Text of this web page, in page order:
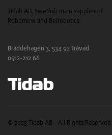
Tidab AB, Swedish main supplier of
Robomow and Belrobotics
Bräddehagen 3, 534 92 Tråvad
0512-212 66
© 2023 Tidab AB - All Rights Reserved